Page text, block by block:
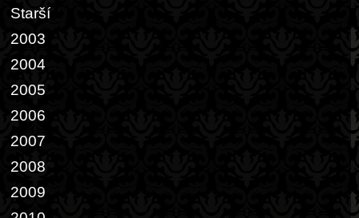
Starší
2003
2004
2005
2006
2007
2008
2009